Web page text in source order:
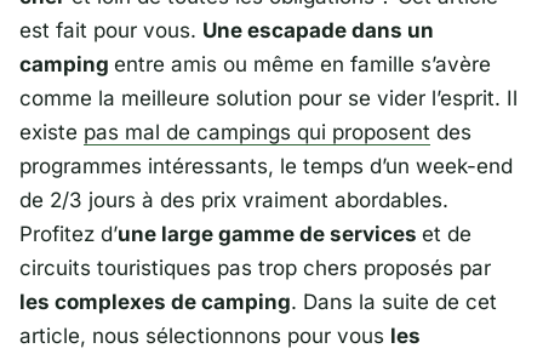
est fait pour vous. Une escapade dans un
camping entre amis ou même en famille s’avère
comme la meilleure solution pour se vider l’esprit. Il
existe pas mal de campings qui proposent des
programmes intéressants, le temps d’un week-end
de 2/3 jours à des prix vraiment abordables.
Profitez d’une large gamme de services et de
circuits touristiques pas trop chers proposés par
les complexes de camping. Dans la suite de cet
article, nous sélectionnons pour vous les